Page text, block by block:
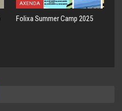
AXENDA
Folixa Summer Camp 2025